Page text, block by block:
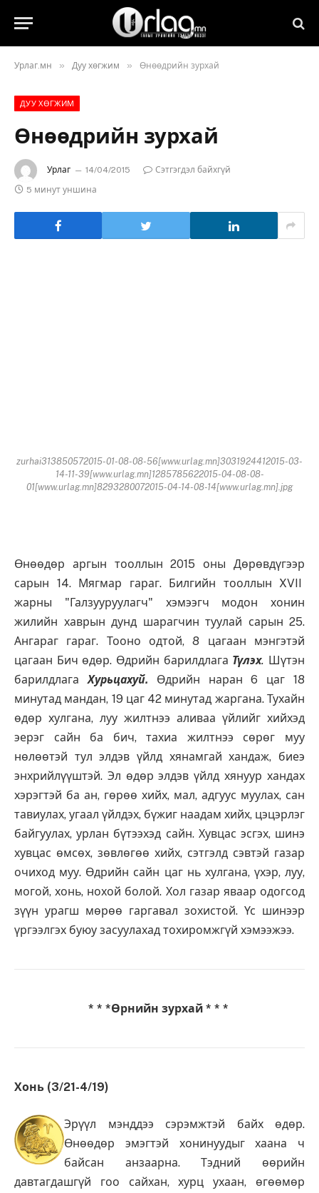
Урлаг.мн » Дуу хөгжим » Өнөөдрийн зурхай
ДУУ ХӨГЖИМ
Өнөөдрийн зурхай
Урлаг 14/04/2015
Сэтгэгдэл байхгүй
5 минут уншина
zurhai313850572015-01-08-08-56[www.urlag.mn]3031924412015-03-
14-11-39[www.urlag.mn]1285785622015-04-08-08-
01[www.urlag.mn]8293280072015-04-14-08-14[www.urlag.mn].jpg
Өнөөдөр аргын тооллын 2015 оны Дөрөвдүгээр
сарын 14. Мягмар гараг. Билгийн тооллын XVII
жарны "Галзууруулагч" хэмээгч модон хонин
жилийн хаврын дунд шарагчин туулай сарын 25.
Ангараг гараг. Тооно одтой, 8 цагаан мэнгэтэй
цагаан Бич өдөр. Өдрийн барилдлага Түлэх. Шүтэн
барилдлага Хурьцахуй. Өдрийн наран 6 цаг 18
минутад мандан, 19 цаг 42 минутад жаргана. Тухайн
өдөр хулгана, луу жилтнээ аливаа үйлийг хийхэд
эерэг сайн ба бич, тахиа жилтнээ сөрөг муу
нөлөөтэй тул элдэв үйлд хянамгай хандаж, биеэ
энхрийлүүштэй. Эл өдөр элдэв үйлд хянуур хандах
хэрэгтэй ба ан, гөрөө хийх, мал, адгуус муулах, сан
тавиулах, угаал үйлдэх, бүжиг наадам хийх, цэцэрлэг
байгуулах, урлан бүтээхэд сайн. Хувцас эсгэх, шинэ
хувцас өмсөх, зөвлөгөө хийх, сэтгэлд сэвтэй газар
очиход муу. Өдрийн сайн цаг нь хулгана, үхэр, луу,
могой, хонь, нохой болой. Хол газар яваар одогсод
зүүн урагш мөрөө гаргавал зохистой. Үс шинээр
үргээлгэх буюу засуулахад тохиромжгүй хэмээжээ.
* * *Өрнийн зурхай * * *
Хонь (3/21-4/19)
Эрүүл мэнддээ сэрэмжтэй байх өдөр.
Өнөөдөр эмэгтэй хонинуудыг хаана ч
байсан анзаарна. Тэдний өөрийн
давтагдашгүй гоо сайхан, хурц ухаан, өгөөмөр